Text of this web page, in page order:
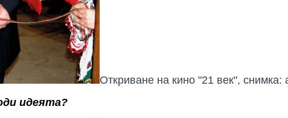
Откриване на кино "21 век",
идеята?